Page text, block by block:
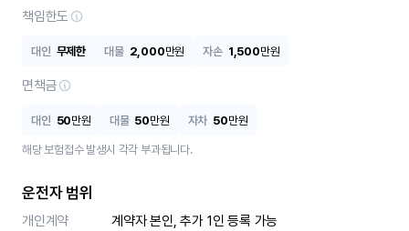
책임한도
대인 무제한 대물 2,000만원 자손 1,500만원
면책금
대인 50만원 대물 50만원 자차 50만원
해당 보험접수 발생시 각각 부과됩니다.
운전자 범위
개인계약
계약자 본인, 추가 1인 등록 가능